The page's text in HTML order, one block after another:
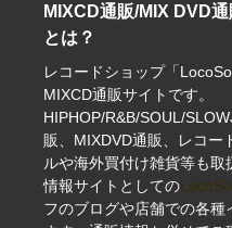
MIXCD通販/MIX DVD
とは？
レコードショップ「
MIXCD通販サイトです。
HIPHOP/R&B/SOUL/
販、MIXDVD通販、レコー
ルや海外買付け雑貨等も
情報サイトとしての
フのブログや店舗での各種